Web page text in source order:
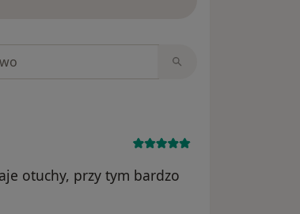
otuchy, przy tym bardzo